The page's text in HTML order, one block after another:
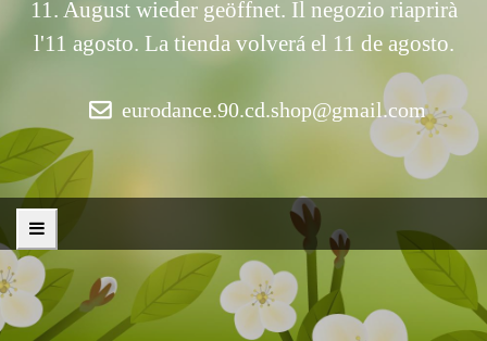
11. August wieder geöffnet. Il negozio riaprirà
l'11 agosto. La tienda volverá el 11 de agosto.
eurodance.90.cd.shop@gmail.com